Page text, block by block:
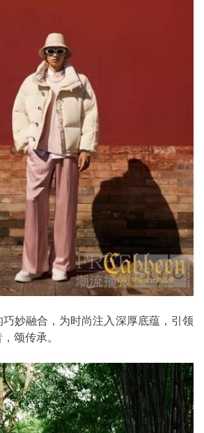
妙融合，为时尚注入深厚底蕴，引领
颂传承。